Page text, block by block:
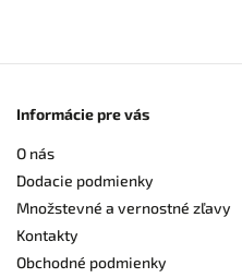
Informácie pre vás
O nás
Dodacie podmienky
Množstevné a vernostné zľavy
Kontakty
Obchodné podmienky